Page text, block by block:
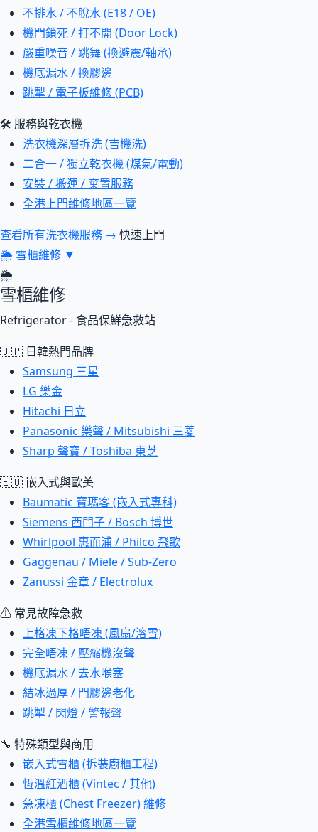
不排水 / 不脫水 (E18 / OE)
機門鎖死 / 打不開 (Door Lock)
嚴重噪音 / 跳舞 (換避震/軸承)
機底漏水 / 換膠邊
跳掣 / 電子板維修 (PCB)
🛠 服務與乾衣機
洗衣機深層拆洗 (吉機洗)
二合一 / 獨立乾衣機 (煤氣/電動)
安裝 / 搬運 / 棄置服務
全港上門維修地區一覽
查看所有洗衣機服務 → 快速上門
🌦 雪櫃維修 ▼
🌦
雪櫃維修
Refrigerator - 食品保鮮急救站
🇯🇵 日韓熱門品牌
Samsung 三星
LG 樂金
Hitachi 日立
Panasonic 樂聲 / Mitsubishi 三菱
Sharp 聲寶 / Toshiba 東芝
🇪🇺 嵌入式與歐美
Baumatic 寶瑪客 (嵌入式專科)
Siemens 西門子 / Bosch 博世
Whirlpool 惠而浦 / Philco 飛歌
Gaggenau / Miele / Sub-Zero
Zanussi 金章 / Electrolux
⚠ 常見故障急救
上格凍下格唔凍 (風扇/溶雪)
完全唔凍 / 壓縮機沒聲
機底漏水 / 去水喉塞
結冰過厚 / 門膠邊老化
跳掣 / 閃燈 / 警報聲
🔧 特殊類型與商用
嵌入式雪櫃 (拆裝廚櫃工程)
恆溫紅酒櫃 (Vintec / 其他)
急凍櫃 (Chest Freezer) 維修
全港雪櫃維修地區一覽